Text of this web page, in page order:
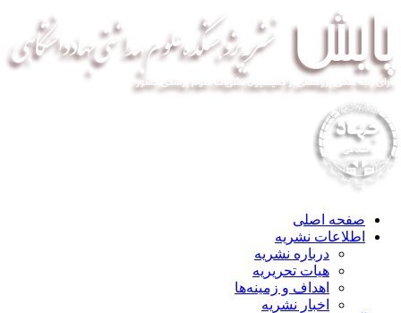
صفحه اصلی
اطلاعات نشریه
درباره نشریه
هیات تحریریه
اهداف و زمینه‌ها
اخبار نشریه